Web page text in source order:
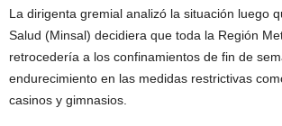
La dirigenta gremial analizó la situación luego
Salud (Minsal) decidiera que toda la Región
retrocedería a los confinamientos de fin de
endurecimiento en las medidas restrictivas
casinos y gimnasios.